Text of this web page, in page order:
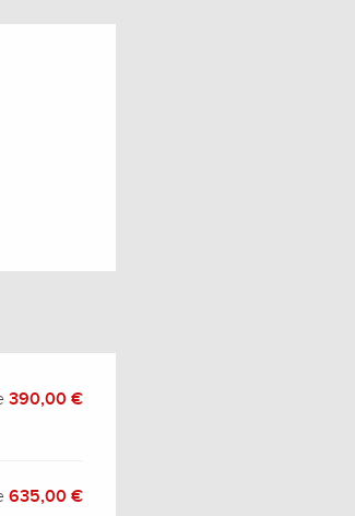
390,00 €
635,00 €